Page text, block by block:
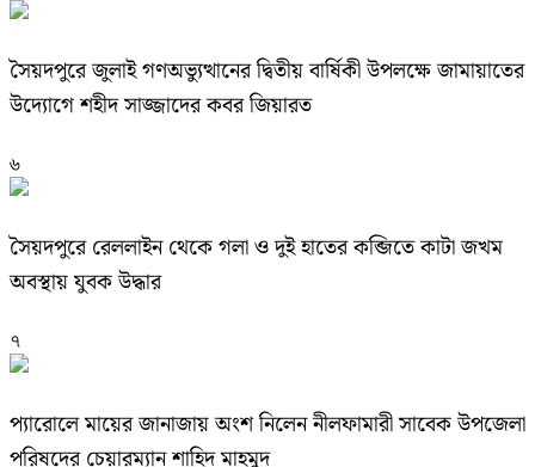
সৈয়দপুরে জুলাই গণঅভ্যুত্থানের দ্বিতীয় বার্ষিকী উপলক্ষে জামায়াতের
উদ্যোগে শহীদ সাজ্জাদের কবর জিয়ারত
৬
সৈয়দপুরে রেললাইন থেকে গলা ও দুই হাতের কব্জিতে কাটা জখম
অবস্থায় যুবক উদ্ধার
৭
প্যারোলে মায়ের জানাজায় অংশ নিলেন নীলফামারী সাবেক উপজেলা
পরিষদের চেয়ারম্যান শাহিদ মাহমুদ